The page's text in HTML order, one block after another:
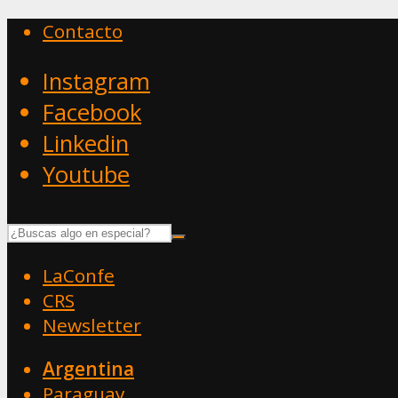
Contacto
Instagram
Facebook
Linkedin
Youtube
LaConfe
CRS
Newsletter
Argentina